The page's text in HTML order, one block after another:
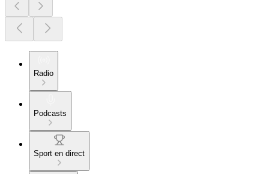
Radio
Podcasts
Sport en direct